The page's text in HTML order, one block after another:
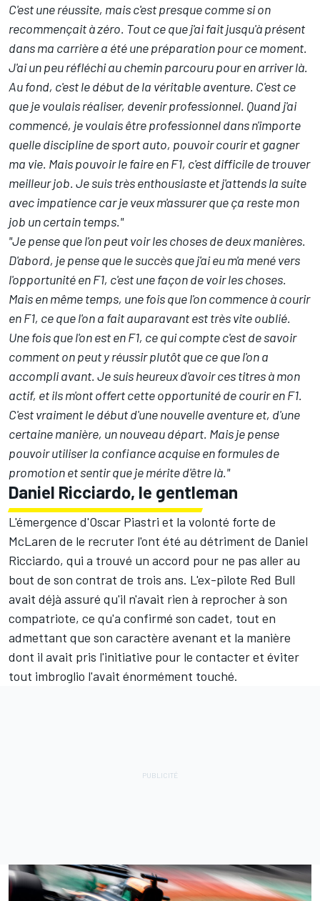
C'est une réussite, mais c'est presque comme si on
recommençait à zéro. Tout ce que j'ai fait jusqu'à présent
dans ma carrière a été une préparation pour ce moment.
J'ai un peu réfléchi au chemin parcouru pour en arriver là.
Au fond, c'est le début de la véritable aventure. C'est ce
que je voulais réaliser, devenir professionnel. Quand j'ai
commencé, je voulais être professionnel dans n'importe
quelle discipline de sport auto, pouvoir courir et gagner
ma vie. Mais pouvoir le faire en F1, c'est difficile de trouver
meilleur job. Je suis très enthousiaste et j'attends la suite
avec impatience car je veux m'assurer que ça reste mon
job un certain temps."
"Je pense que l'on peut voir les choses de deux manières.
D'abord, je pense que le succès que j'ai eu m'a mené vers
l'opportunité en F1, c'est une façon de voir les choses.
Mais en même temps, une fois que l'on commence à courir
en F1, ce que l'on a fait auparavant est très vite oublié.
Une fois que l'on est en F1, ce qui compte c'est de savoir
comment on peut y réussir plutôt que ce que l'on a
accompli avant. Je suis heureux d'avoir ces titres à mon
actif, et ils m'ont offert cette opportunité de courir en F1.
C'est vraiment le début d'une nouvelle aventure et, d'une
certaine manière, un nouveau départ. Mais je pense
pouvoir utiliser la confiance acquise en formules de
promotion et sentir que je mérite d'être là."
Daniel Ricciardo, le gentleman
L'émergence d'Oscar Piastri et la volonté forte de
McLaren de le recruter l'ont été au détriment de Daniel
Ricciardo, qui a trouvé un accord pour ne pas aller au
bout de son contrat de trois ans. L'ex-pilote Red Bull
avait déjà assuré qu'il n'avait rien à reprocher à son
compatriote, ce qu'a confirmé son cadet, tout en
admettant que son caractère avenant et la manière
dont il avait pris l'initiative pour le contacter et éviter
tout imbroglio l'avait énormément touché.